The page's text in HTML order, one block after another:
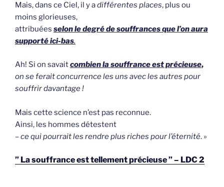
Mais, dans ce Ciel, il y adifférentes places, plus ou
moins glorieuses,
attribuées selon le degré de souffrances que l’on aura
supporté ici-bas.
Ah! Si on savaitcombien la souffrance est précieuse,
on se ferait concurrence les uns avec les autres pour
souffrir davantage !
Mais cette science n’est pas reconnue.
Ainsi, les hommes détestent
–ce qui pourrait les rendre plus riches pour l’éternité. »
” La souffrance est tellement précieuse ” – LDC 2